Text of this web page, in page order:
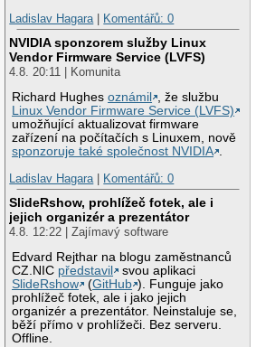
Ladislav Hagara| Komentářů: 0
NVIDIA sponzorem služby Linux
Vendor Firmware Service (LVFS)
4.8. 20:11 | Komunita
Richard Hughesoznámil
, že službu
Linux Vendor Firmware Service (LVFS)
umožňující aktualizovat firmware
zařízení na počítačích s Linuxem, nově
sponzoruje také společnost NVIDIA .
Ladislav Hagara| Komentářů: 0
SlideRshow, prohlížeč fotek, ale i
jejich organizér a prezentátor
4.8. 12:22 | Zajímavý software
Edvard Rejthar na blogu zaměstnanců
CZ.NIC představil
svou aplikaci
SlideRshow
(GitHub ). Funguje jako
prohlížeč fotek, ale i jako jejich
organizér a prezentátor. Neinstaluje se,
běží přímo v prohlížeči. Bez serveru.
Offline.